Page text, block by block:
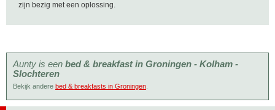
zijn bezig met een oplossing.
Aunty is een bed & breakfast in Groningen - Kolham -
Slochteren
Bekijk andere bed & breakfasts in Groningen